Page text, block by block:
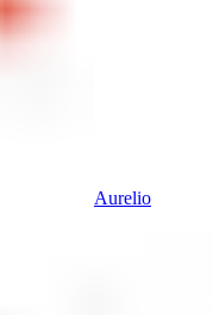
Aurelio